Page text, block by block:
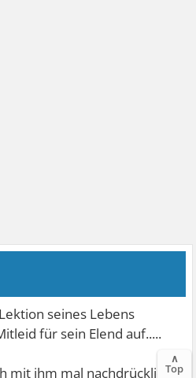
seines Lebens
für sein Elend auf.....
mit ihm mal nachdrücklich
∧
Top